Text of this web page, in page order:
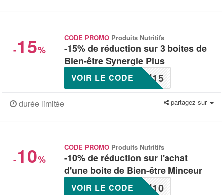
-15%
CODE PROMO Produits Nutritifs
-15% de réduction sur 3 boites de
Bien-être Synergie Plus
N15
VOIR LE CODE
durée limitée partagez sur
-10%
CODE PROMO Produits Nutritifs
-10% de réduction sur l'achat
d'une boite de Bien-être Minceur
N10
VOIR LE CODE